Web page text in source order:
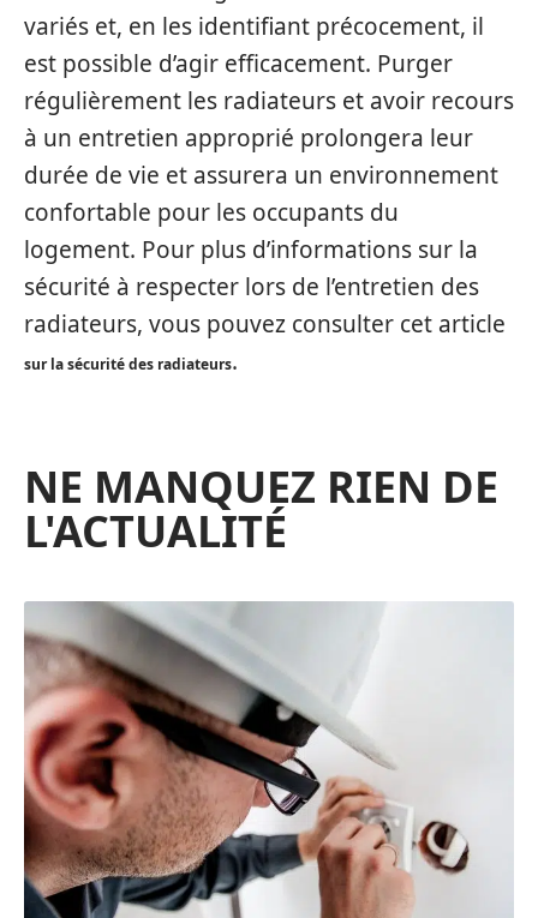
variés et, en les identifiant précocement, il
est possible d’agir efficacement. Purger
régulièrement les radiateurs et avoir recours
à un entretien approprié prolongera leur
durée de vie et assurera un environnement
confortable pour les occupants du
logement. Pour plus d’informations sur la
sécurité à respecter lors de l’entretien des
radiateurs, vous pouvez consulter cet article
sur la sécurité des radiateurs.
NE MANQUEZ RIEN DE
L'ACTUALITÉ